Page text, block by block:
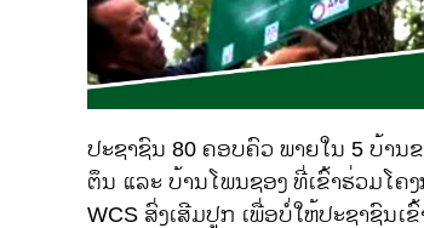
ປະຊາຊົນ 80 ຄອບຄົວ ພາຍໃນ 5 ບ້ານ
ຕຶນ ແລະ ບ້ານໂພນຊອງ ທີ່ເຂົ້າຮ່ວມໂຄ
WCS ສົ່ງເສີມປູກ ເພື່ອບໍ່ໃຫ້ປະຊາຊົນ